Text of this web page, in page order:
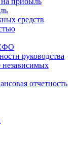
средств
руководства
независимых
отчетность